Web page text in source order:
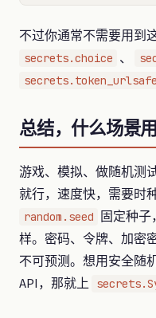
不过你通常不需要用到
secrets.choice 、
secrets.token_urlsafe
总结，什么场景
游戏、模拟、做随机测
就行，速度快，需要时
random.seed
固定种
样。密码、令牌、加密
不可预测。想用安全随
API，那就上